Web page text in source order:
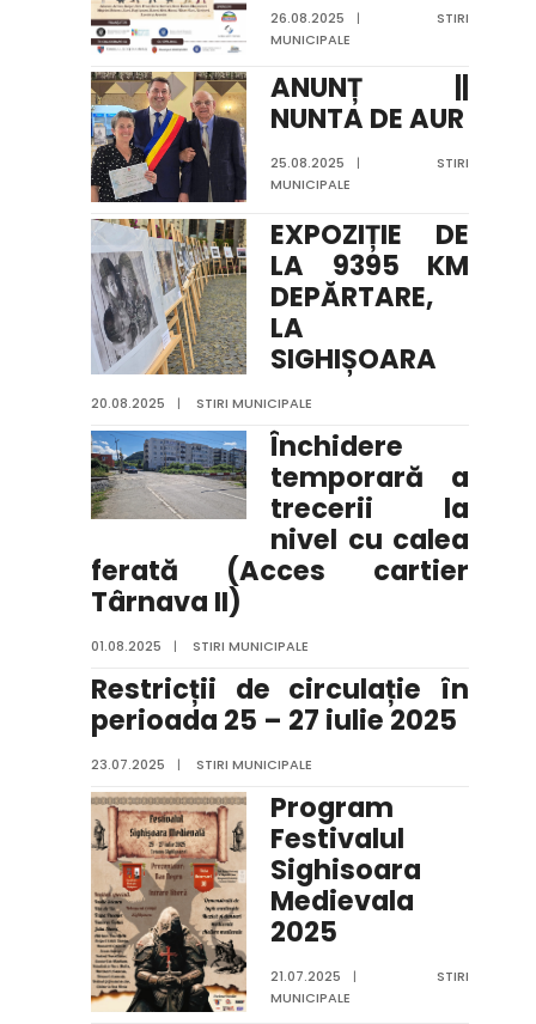
26.08.2025 |
STIRI
MUNICIPALE
ANUNȚ ||
NUNTA DE AUR
25.08.2025 |
STIRI
MUNICIPALE
EXPOZIȚIE DE
LA 9395 KM
DEPĂRTARE,
LA
SIGHIȘOARA
20.08.2025 | STIRI MUNICIPALE
Închidere
temporară a
trecerii la
nivel cu calea
ferată (Acces cartier
Târnava II)
01.08.2025 | STIRI MUNICIPALE
Restricții de circulație în
perioada 25 – 27 iulie 2025
23.07.2025 | STIRI MUNICIPALE
Program
Festivalul
Sighisoara
Medievala
2025
21.07.2025 |
STIRI
MUNICIPALE